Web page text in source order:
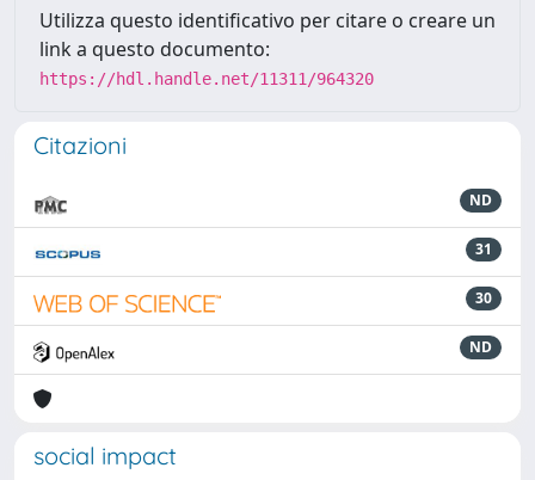
Utilizza questo identificativo per citare o creare un
link a questo documento:
https://hdl.handle.net/11311/964320
Citazioni
ND
31
30
ND
social impact